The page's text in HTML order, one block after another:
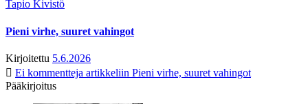
Tapio Kivistö
Pieni virhe, suuret vahingot
Kirjoitettu 5.6.2026
Ei kommentteja artikkeliin Pieni virhe, suuret vahingot
Pääkirjoitus